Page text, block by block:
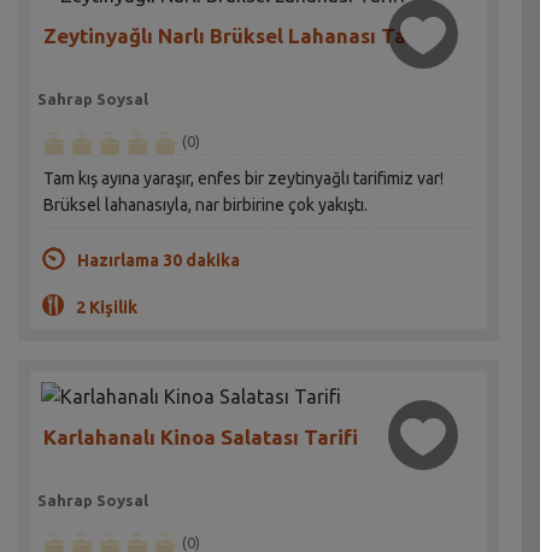
Zeytinyağlı Narlı Brüksel Lahanası Tarifi
Sahrap Soysal
(0)
Tam kış ayına yaraşır, enfes bir zeytinyağlı tarifimiz var!
Brüksel lahanasıyla, nar birbirine çok yakıştı.
Hazırlama 30 dakika
2 Kişilik
Karlahanalı Kinoa Salatası Tarifi
Sahrap Soysal
(0)